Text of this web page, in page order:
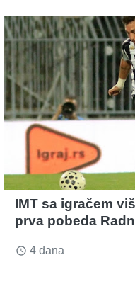
IMT sa igračem
prva pobeda
access_time 4 dana